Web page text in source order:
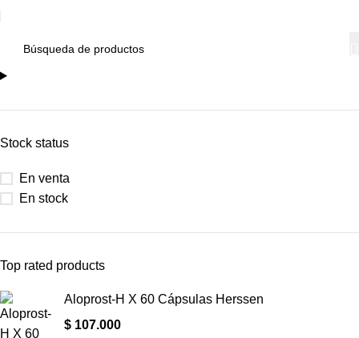
Stock status
En venta
En stock
Top rated products
Aloprost-H X 60 Cápsulas Herssen
$ 107.000